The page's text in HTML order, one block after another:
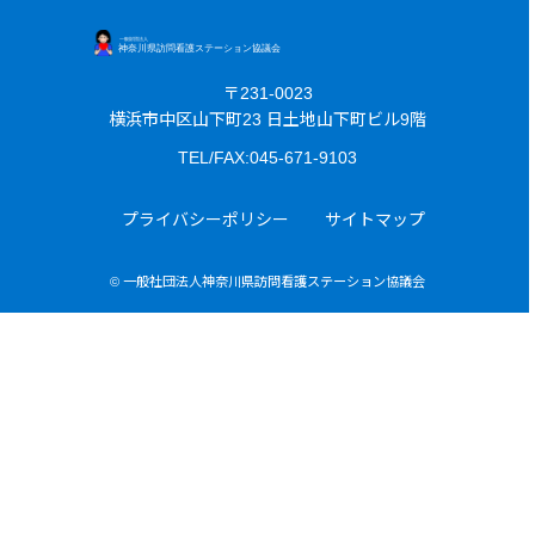
〒231-0023
横浜市中区山下町23 日土地山下町ビル9階
TEL/FAX:045-671-9103
プライバシーポリシー サイトマップ
© 一般社団法人神奈川県訪問看護ステーション協議会